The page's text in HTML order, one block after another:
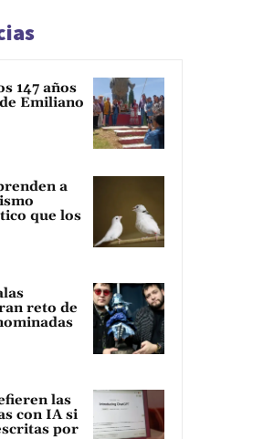
147 años
Emiliano
a
que los
reto de
las
con IA si
por